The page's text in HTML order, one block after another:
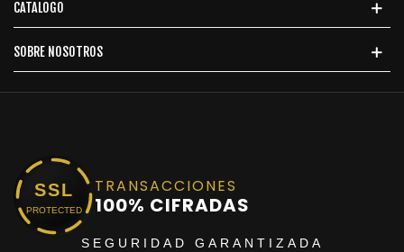
CATALOGO
SOBRE NOSOTROS
SSL
PROTECTED
TRANSACCIONES
100% CIFRADAS
SEGURIDAD GARANTIZADA